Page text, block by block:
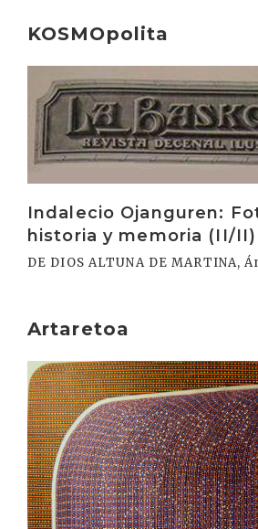
KOSMOpolita
Indalecio Ojanguren:
historia y memoria (II/II)
DE DIOS ALTUNA DE MARTINA,
Artaretoa
Irakurri